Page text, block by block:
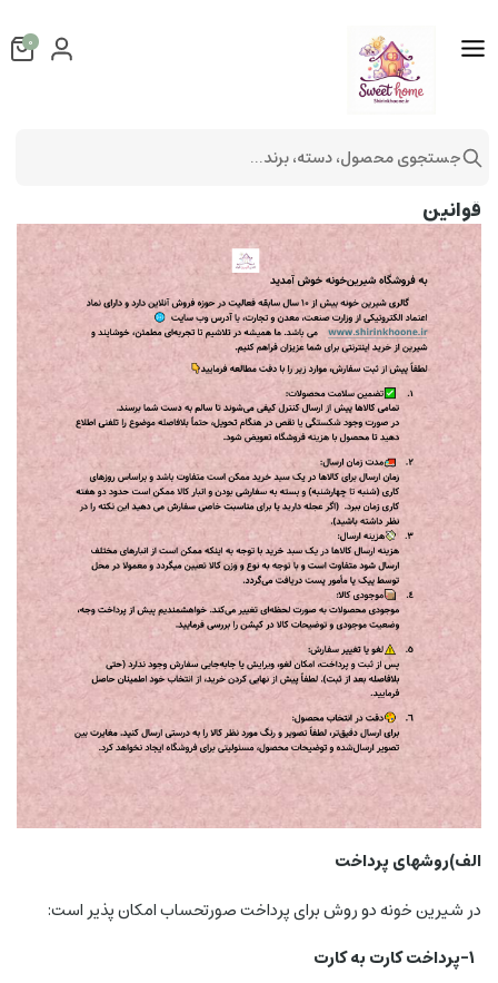
قوانین
الف)روشهای پرداخت
در شیرین خونه دو روش برای پرداخت صورتحساب امکان پذیر است:
1-پرداخت کارت به کارت
0
جستجوی محصول، دسته، برند...